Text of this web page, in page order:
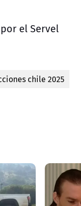
el Servel
chile 2025